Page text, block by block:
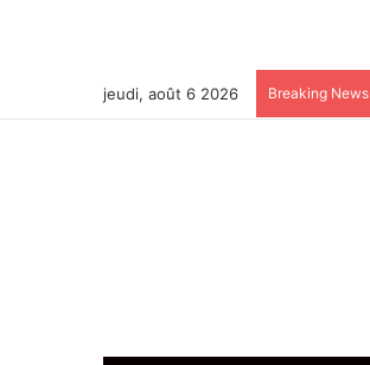
jeudi, août 6 2026 Breaking News